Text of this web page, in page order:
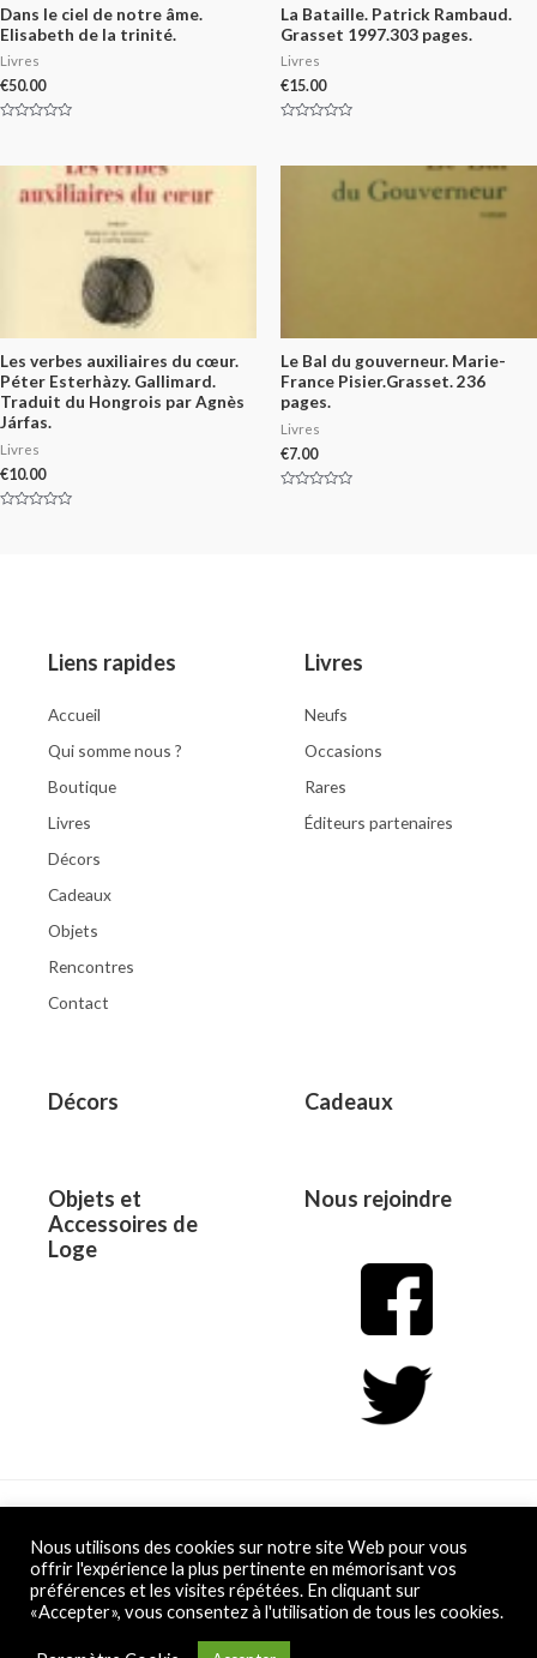
Dans le ciel de notre âme.
Elisabeth de la trinité.
Livres
€50.00
of
La Bataille. Patrick Rambaud.
Grasset 1997.303 pages.
Livres
€15.00
of
Les verbes auxiliaires du cœur.
Péter Esterhàzy. Gallimard.
Traduit du Hongrois par Agnès
Járfas.
Livres
€10.00
Le Bal du gouverneur. Marie-
France Pisier.Grasset. 236
pages.
Livres
€7.00
Liens rapides
Accueil
Qui somme nous ?
Boutique
Livres
Décors
Cadeaux
Objets
Rencontres
Contact
Livres
Neufs
Occasions
Rares
Éditeurs partenaires
Décors Cadeaux
Objets et
Accessoires de
Loge
Nous rejoindre
Copyright © 2026 L&D
Powered by L&D
Conditions Générales de Vente
Nous utilisons des cookies sur notre site Web pour vous
offrir l'expérience la plus pertinente en mémorisant vos
préférences et les visites répétées. En cliquant sur
«Accepter», vous consentez à l'utilisation de tous les cookies.